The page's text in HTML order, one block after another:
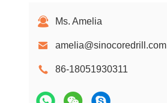
Ms. Amelia
amelia@sinocoredrill.com
86-18051930311